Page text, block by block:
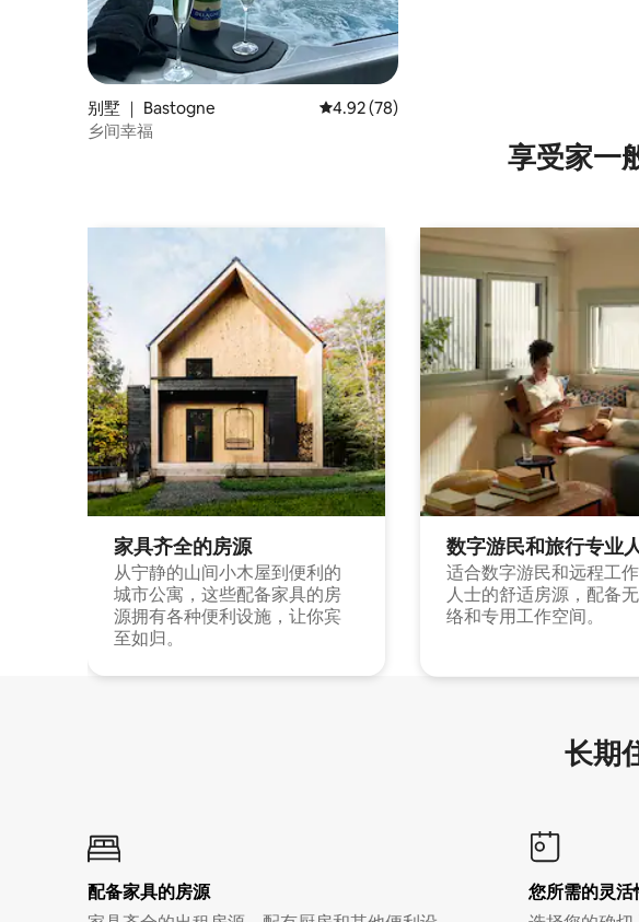
别墅 ｜ Bastogne 平均评分 4.92 分（满分 5 分），共 78 条评价
4.92 (78)
乡间幸福
享受家一
家具齐全的房源
从宁静的山间小木屋到便利的
城市公寓，这些配备家具的房
源拥有各种便利设施，让你宾
至如归。
数字游民和旅行专业
适合数字游民和远程工
人士的舒适房源，配备
络和专用工作空间。
长期
配备家具的房源
您所需的灵活